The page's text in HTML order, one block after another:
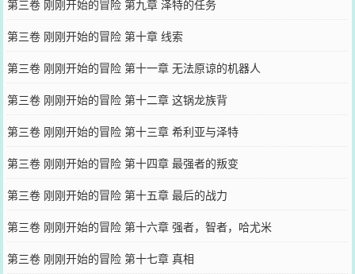
第三卷 刚刚开始的冒险 第九章 泽特的任务
第三卷 刚刚开始的冒险 第十章 线索
第三卷 刚刚开始的冒险 第十一章 无法原谅的机器人
第三卷 刚刚开始的冒险 第十二章 这锅龙族背
第三卷 刚刚开始的冒险 第十三章 希利亚与泽特
第三卷 刚刚开始的冒险 第十四章 最强者的叛变
第三卷 刚刚开始的冒险 第十五章 最后的战力
第三卷 刚刚开始的冒险 第十六章 强者，智者，哈尤米
第三卷 刚刚开始的冒险 第十七章 真相